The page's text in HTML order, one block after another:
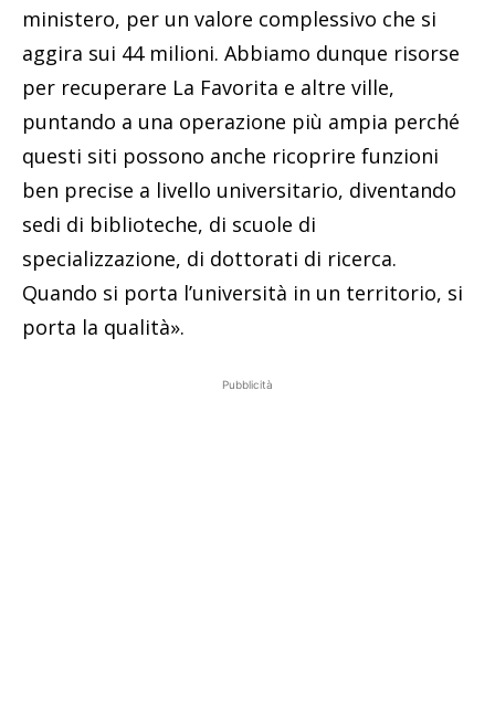
ministero, per un valore complessivo che si
aggira sui 44 milioni. Abbiamo dunque risorse
per recuperare La Favorita e altre ville,
puntando a una operazione più ampia perché
questi siti possono anche ricoprire funzioni
ben precise a livello universitario, diventando
sedi di biblioteche, di scuole di
specializzazione, di dottorati di ricerca.
Quando si porta l’università in un territorio, si
porta la qualità».
Pubblicità